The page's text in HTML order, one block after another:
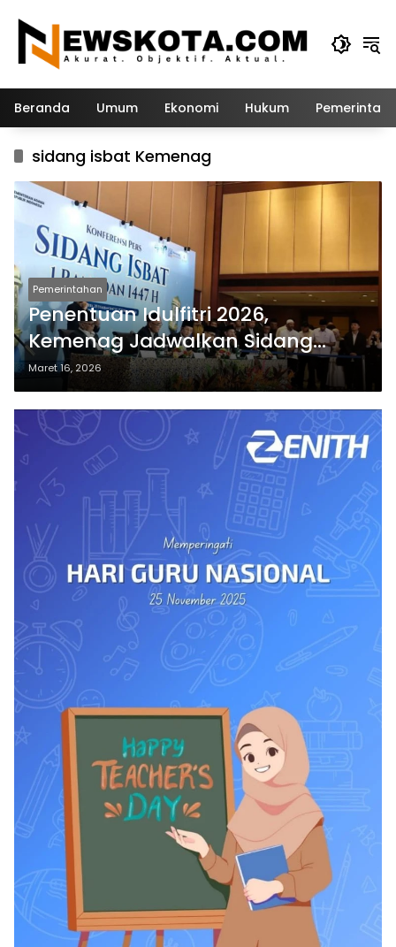
konten
Beranda Umum Ekonomi Hukum
sidang isbat Kemenag
Pemerintahan
Penentuan Idulfitri 2026,
Kemenag Jadwalkan Sidang
Isbat 19 Maret
Maret 16, 2026